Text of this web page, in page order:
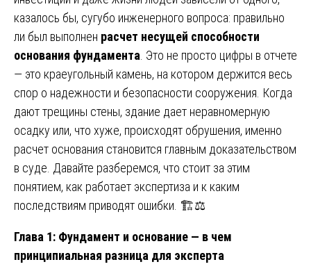
казалось бы, сугубо инженерного вопроса: правильно
ли был выполнен расчет несущей способности
основания фундамента . Это не просто цифры в отчете
— это краеугольный камень, на котором держится весь
спор о надежности и безопасности сооружения. Когда
дают трещины стены, здание дает неравномерную
осадку или, что хуже, происходят обрушения, именно
расчет основания становится главным доказательством
в суде. Давайте разберемся, что стоит за этим
понятием, как работает экспертиза и к каким
последствиям приводят ошибки. 🏗️⚖️
Глава 1: Фундамент и основание — в чем
принципиальная разница для эксперта